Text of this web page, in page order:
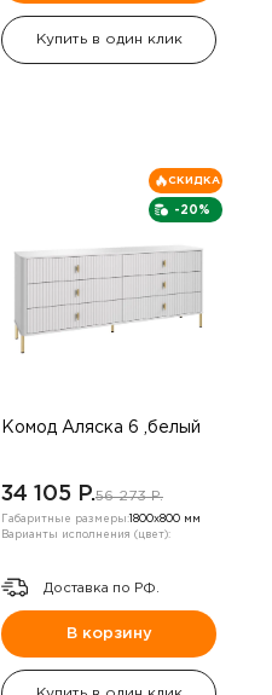
Купить в один клик
-20%
СКИДКА
Комод Аляска 6 ,белый
34 105 P.56 273 P.
Габаритные размеры: 1800х800 мм
Варианты исполнения (цвет):
Доставка по РФ.
В корзину